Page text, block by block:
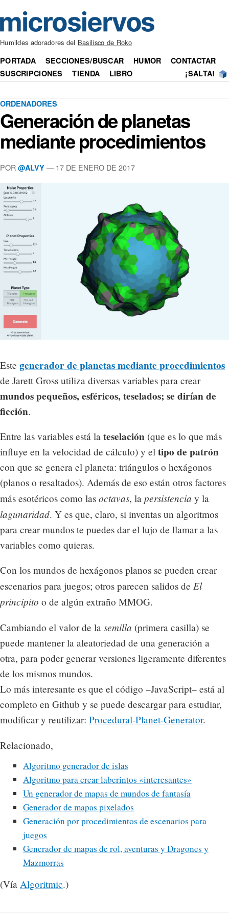
Humildes adoradores del Basilisco de Roko
PORTADA SECCIONES/BUSCAR HUMOR
CONTACTAR
SUSCRIPCIONES
TIENDA LIBRO ¡SALTA!
ORDENADORES
Generación de planetas
mediante procedimientos
POR @ALVY — 17 DE ENERO DE 2017
Este generador de planetas mediante procedimientos
de Jarett Gross utiliza diversas variables para crear
mundos pequeños, esféricos, teselados; se dirían de
ficción.
Entre las variables está la teselación (que es lo que más
influye en la velocidad de cálculo) y el tipo de patrón
con que se genera el planeta: triángulos o hexágonos
(planos o resaltados). Además de eso están otros factores
más esotéricos como las octavas, la persistencia y la
lagunaridad. Y es que, claro, si inventas un algoritmos
para crear mundos te puedes dar el lujo de llamar a las
variables como quieras.
Con los mundos de hexágonos planos se pueden crear
escenarios para juegos; otros parecen salidos de El
principito o de algún extraño MMOG.
Cambiando el valor de la semilla (primera casilla) se
puede mantener la aleatoriedad de una generación a
otra, para poder generar versiones ligeramente diferentes
de los mismos mundos.
Lo más interesante es que el código –JavaScript– está al
completo en Github y se puede descargar para estudiar,
modificar y reutilizar: Procedural-Planet-Generator.
Relacionado,
Algoritmo generador de islas
Algoritmo para crear laberintos «interesantes»
Un generador de mapas de mundos de fantasía
Generador de mapas pixelados
Generación por procedimientos de escenarios para
juegos
Generador de mapas de rol, aventuras y Dragones y
Mazmorras
(Vía Algoritmic.)